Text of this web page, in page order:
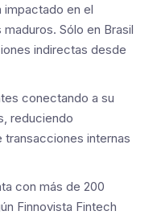
impactado en el
Sólo en Brasil
indirectas desde
conectando a su
reduciendo
internas
con más de 200
Finnovista Fintech